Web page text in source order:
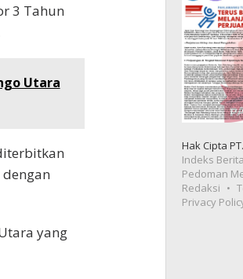
3 Tahun
Utara
yang
Hak Cipta
Indeks Berita
Pedoman
Redaksi
Privacy